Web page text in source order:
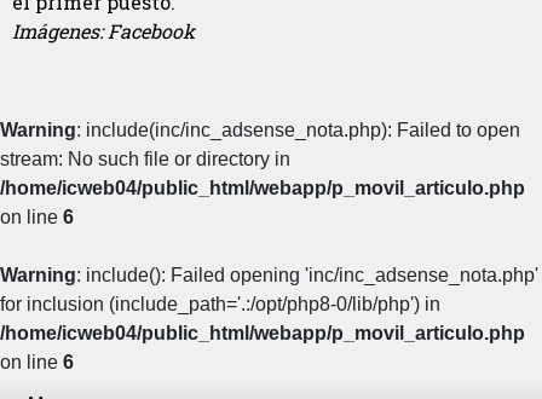
Imágenes: Facebook
Warning: include(inc/inc_adsense_nota.php): Failed to open
stream: No such file or directory in
/home/icweb04/public_html/webapp/p_movil_articulo.php
on line 6
Warning: include(): Failed opening 'inc/inc_adsense_nota.php'
for inclusion (include_path='.:/opt/php8-0/lib/php') in
/home/icweb04/public_html/webapp/p_movil_articulo.php
on line 6